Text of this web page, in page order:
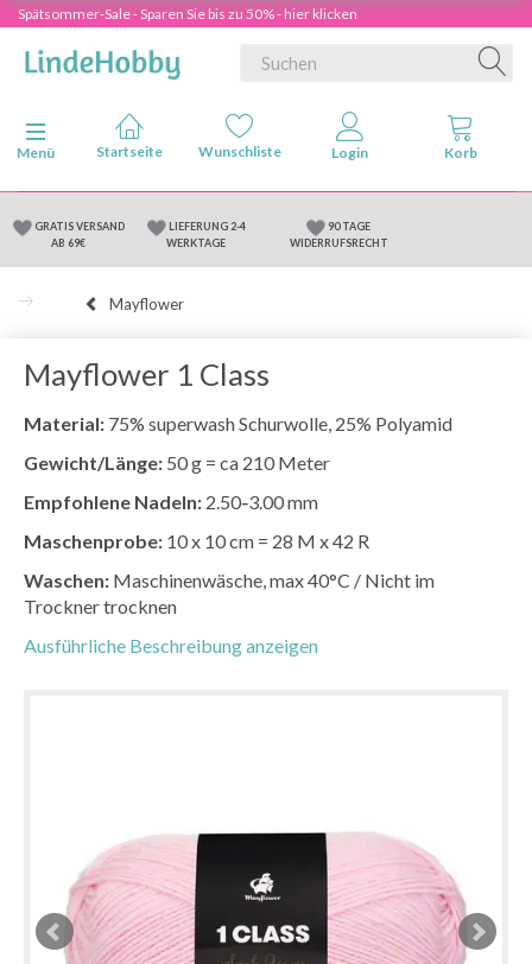
Spätsommer-Sale - Sparen Sie bis zu 50% - hier klicken
Anzeige ändern
Menü
GRATIS VERSAND
AB 69€
LIEFERUNG 2-4
WERKTAGE
90 TAGE
WIDERRUFSRECHT
Mayflower
Mayflower 1 Class
Material: 75% superwash Schurwolle, 25% Polyamid
Gewicht/Länge: 50 g = ca 210 Meter
Empfohlene Nadeln: 2.50‑3.00 mm
Maschenprobe: 10 x 10 cm = 28 M x 42 R
Waschen: Maschinenwäsche, max 40°C / Nicht im
Trockner trocknen
Ausführliche Beschreibung anzeigen